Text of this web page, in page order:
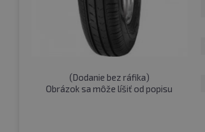
(Dodanie bez ráfika)
Obrázok sa môže líšiť od popisu